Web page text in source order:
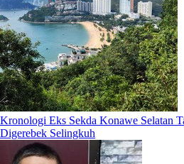
Kronologi Eks Sekda Konawe Selatan
Digerebek Selingkuh